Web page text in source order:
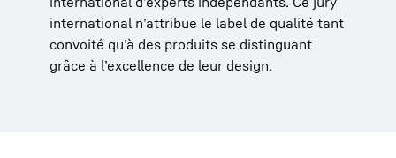
international n’attribue le label de qualité tant
convoité qu’à des produits se distinguant
grâce à l’excellence de leur design.